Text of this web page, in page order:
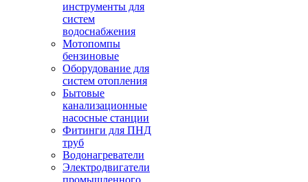
инструменты для
систем
водоснабжения
Мотопомпы
бензиновые
Оборудование для
систем отопления
Бытовые
канализационные
насосные станции
Фитинги для ПНД
труб
Водонагреватели
Электродвигатели
промышленного